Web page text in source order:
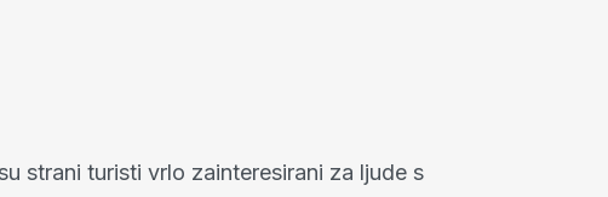
strani turisti vrlo zainteresirani za ljude s